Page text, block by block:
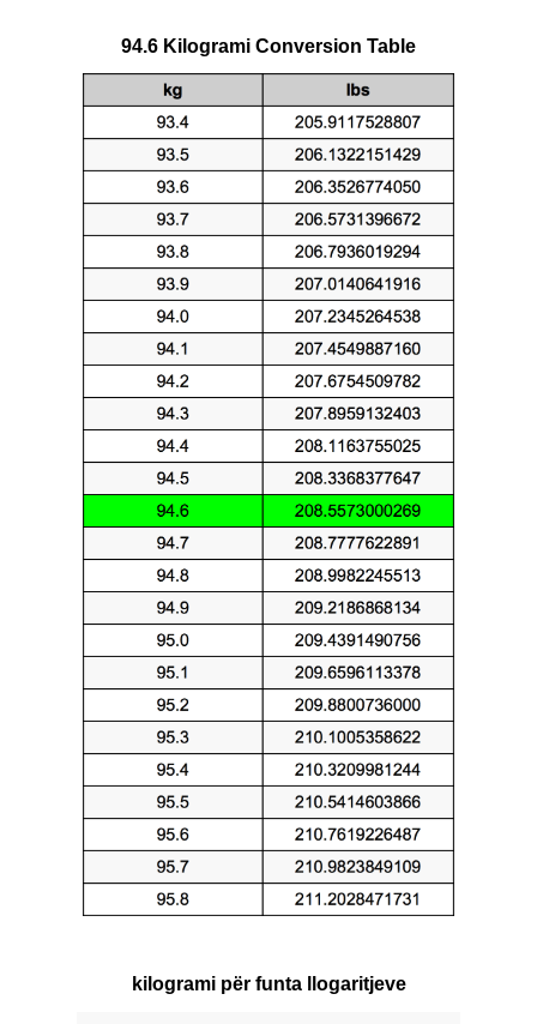
94.6 Kilogrami Conversion Table
kilogrami për funta llogaritjeve